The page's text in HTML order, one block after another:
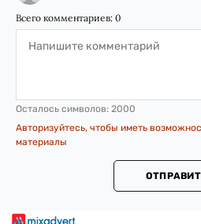
Всего комментариев: 0
Осталось символов: 2000
Авторизуйтесь, чтобы иметь
материалы